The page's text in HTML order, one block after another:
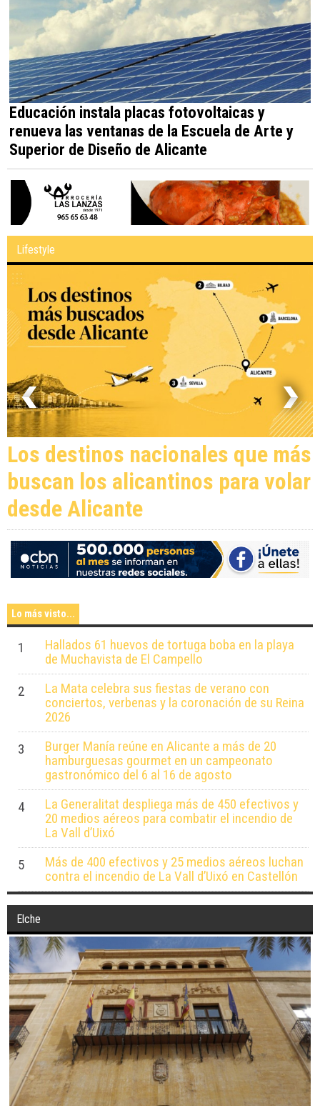
Educación instala placas fotovoltaicas y
renueva las ventanas de la Escuela de Arte y
Superior de Diseño de Alicante
Lifestyle
Los destinos nacionales que más
buscan los alicantinos para volar
desde Alicante
Lo más visto...
1
Hallados 61 huevos de tortuga boba en la playa
de Muchavista de El Campello
2
La Mata celebra sus fiestas de verano con
conciertos, verbenas y la coronación de su Reina
2026
3
Burger Manía reúne en Alicante a más de 20
hamburguesas gourmet en un campeonato
gastronómico del 6 al 16 de agosto
4
La Generalitat despliega más de 450 efectivos y
20 medios aéreos para combatir el incendio de
La Vall d’Uixó
5
Más de 400 efectivos y 25 medios aéreos luchan
contra el incendio de La Vall d’Uixó en Castellón
Elche